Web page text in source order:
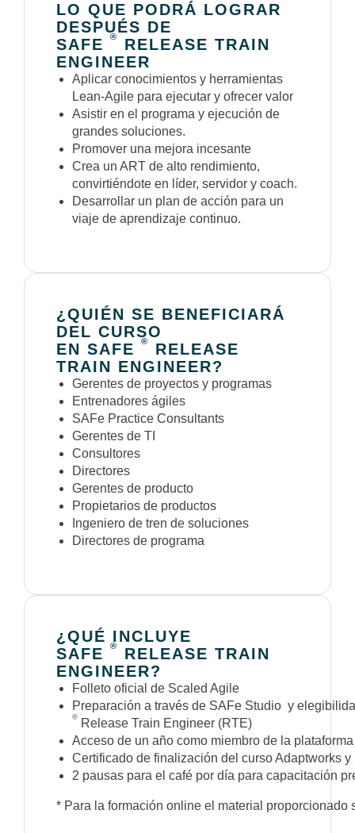
LO QUE PODRÁ LOGRAR
DESPUÉS DE
SAFE
®
RELEASE TRAIN
ENGINEER
Aplicar conocimientos y herramientas
Lean-Agile para ejecutar y ofrecer valor
Asistir en el programa y ejecución de
grandes soluciones.
Promover una mejora incesante
Crea un ART de alto rendimiento,
convirtiéndote en líder, servidor y coach.
Desarrollar un plan de acción para un
viaje de aprendizaje continuo.
¿QUIÉN SE BENEFICIARÁ
DEL CURSO
EN SAFE
®
RELEASE
TRAIN ENGINEER?
Gerentes de proyectos y programas
Entrenadores ágiles
SAFe Practice Consultants
Gerentes de TI
Consultores
Directores
Gerentes de producto
Propietarios de productos
Ingeniero de tren de soluciones
Directores de programa
¿QUÉ INCLUYE
SAFE
®
RELEASE TRAIN
ENGINEER?
Folleto oficial de Scaled Agile
Preparación a través de SAFe Studio y
® Release Train Engineer (RTE)
Acceso de un año como miembro de la
Certificado de finalización del curso Adaptworks
2 pausas para el café por día para capacitación
* Para la formación online el material proporcionado